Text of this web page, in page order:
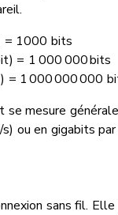
= 1000 bits
= 1 000 000 bits
= 1 000 000 000
se mesure
ou en gigabits
sans fil.